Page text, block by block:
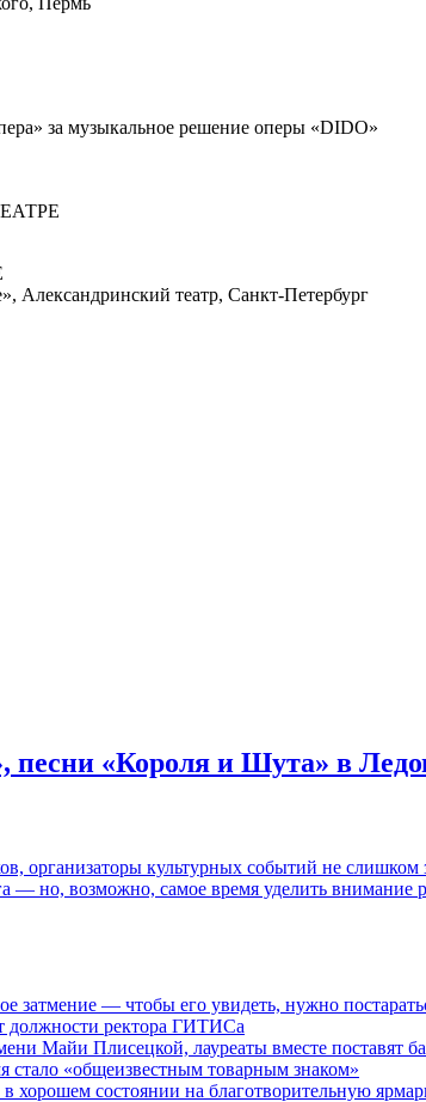
за музыкальное решение оперы «DIDO»
театр, Санкт-Петербург
«Короля и Шута» в
организаторы культурных событий не
— но, возможно, самое время уделить внимание
затмение — чтобы его увидеть, нужно
должности ректора ГИТИСа
Майи Плисецкой, лауреаты вместе поставят
«общеизвестным товарным знаком»
состоянии на благотворительную